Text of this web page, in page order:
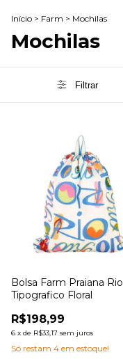
Início > Farm > Mochilas
Mochilas
Filtrar
Bolsa Farm Praiana Rio
Tipografico Floral
R$198,99
6 x de R$33,17 sem juros
Só restam 4 em estoque!